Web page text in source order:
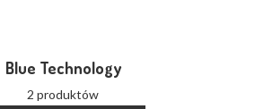
Blue Technology
2 produktów